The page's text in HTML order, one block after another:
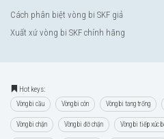
Cách phân biệt vòng bi SKF giả
Xuất xứ vòng bi SKF chính hãng
Hot keys:
Vòng bi cầu Vòng bi côn Vòng bi tang trống
Vòng bi chặn Vòng bi đỡ chặn Vòng bi tiếp xúc